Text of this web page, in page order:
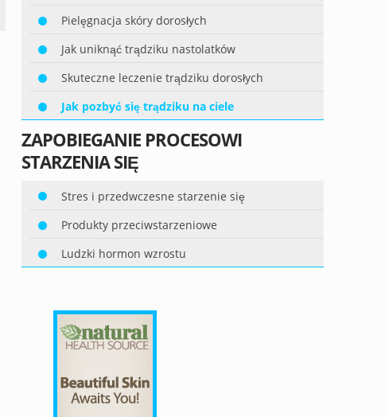
Pielęgnacja skóry dorosłych
Jak uniknąć trądziku nastolatków
Skuteczne leczenie trądziku dorosłych
Jak pozbyć się trądziku na ciele
ZAPOBIEGANIE PROCESOWI
STARZENIA SIĘ
Stres i przedwczesne starzenie się
Produkty przeciwstarzeniowe
Ludzki hormon wzrostu